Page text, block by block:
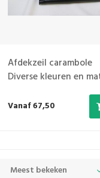
Afdekzeil carambole
Diverse kleuren en
Vanaf 67,50
Meest bekeken